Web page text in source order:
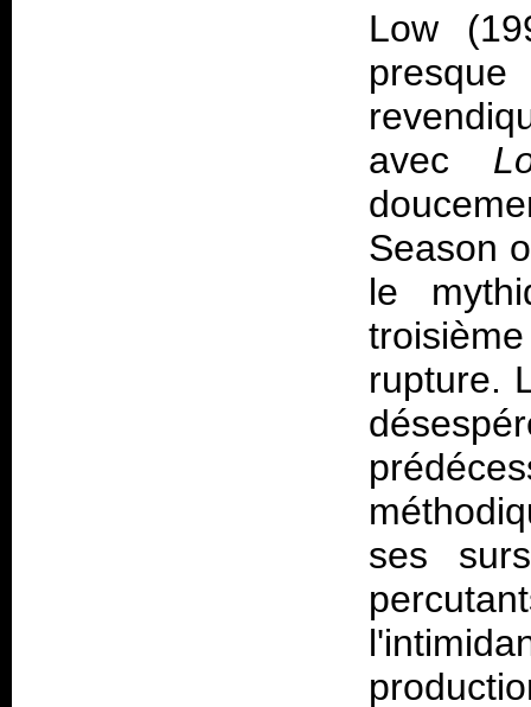
Low
avec
Season
le
rupture.
ses